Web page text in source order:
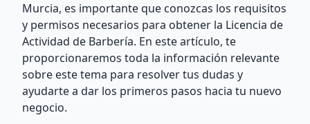
Murcia, es importante que conozcas los requisitos
y permisos necesarios para obtener la Licencia de
Actividad de Barbería. En este artículo, te
proporcionaremos toda la información relevante
sobre este tema para resolver tus dudas y
ayudarte a dar los primeros pasos hacia tu nuevo
negocio.